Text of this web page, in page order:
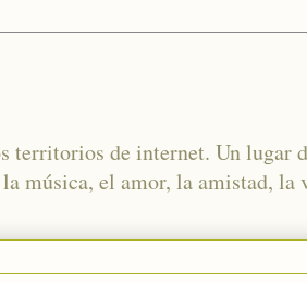
territorios de internet. Un lugar
música, el amor, la amistad,